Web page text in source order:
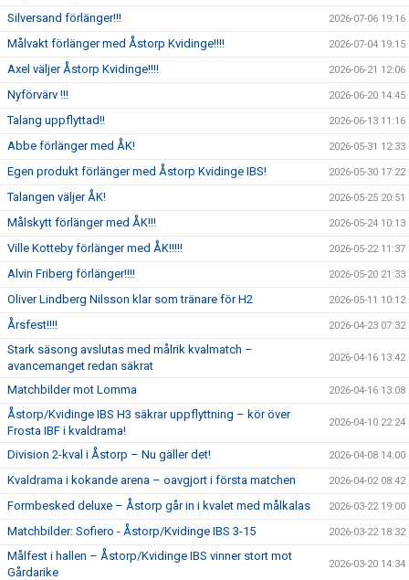
Silversand förlänger!!! 2026-07-06 19:16
Målvakt förlänger med Åstorp Kvidinge!!!! 2026-07-04 19:15
Axel väljer Åstorp Kvidinge!!!! 2026-06-21 12:06
Nyförvärv !!! 2026-06-20 14:45
Talang uppflyttad!! 2026-06-13 11:16
Abbe förlänger med ÅK! 2026-05-31 12:33
Egen produkt förlänger med Åstorp Kvidinge IBS! 2026-05-30 17:22
Talangen väljer ÅK! 2026-05-25 20:51
Målskytt förlänger med ÅK!!! 2026-05-24 10:13
Ville Kotteby förlänger med ÅK!!!!! 2026-05-22 11:37
Alvin Friberg förlänger!!!! 2026-05-20 21:33
Oliver Lindberg Nilsson klar som tränare för H2 2026-05-11 10:12
Årsfest!!!! 2026-04-23 07:32
Stark säsong avslutas med målrik kvalmatch –
avancemanget redan säkrat
2026-04-16 13:42
Matchbilder mot Lomma 2026-04-16 13:08
Åstorp/Kvidinge IBS H3 säkrar uppflyttning – kör över
Frosta IBF i kvaldrama!
2026-04-10 22:24
Division 2-kval i Åstorp – Nu gäller det! 2026-04-08 14:00
Kvaldrama i kokande arena – oavgjort i första matchen 2026-04-02 08:42
Formbesked deluxe – Åstorp går in i kvalet med målkalas 2026-03-22 19:00
Matchbilder: Sofiero - Åstorp/Kvidinge IBS 3-15 2026-03-22 18:32
Målfest i hallen – Åstorp/Kvidinge IBS vinner stort mot
Gårdarike
2026-03-20 14:34